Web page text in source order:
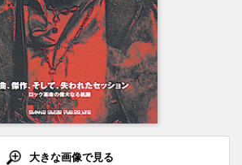
大きな画像で見る